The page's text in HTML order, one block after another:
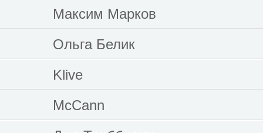
Максим Марков
Ольга Белик
Klive
McCann